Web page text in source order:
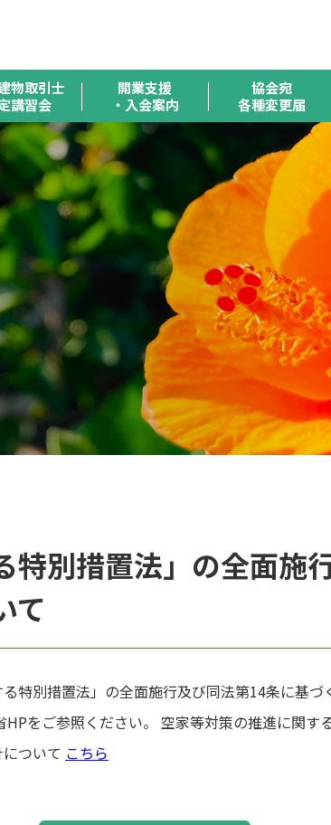
物取引士
講習会
開業支援
・入会案内
協会宛
各種変更届
特別措置法」の全面施
て
別措置法」の全面施行及び同法第14条に基づ
HPをご参照ください。 空家等対策の推進に関
ついて こちら